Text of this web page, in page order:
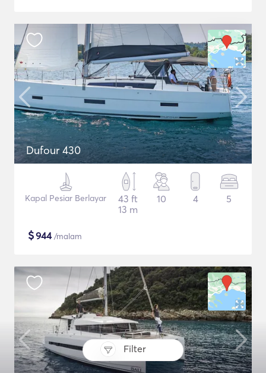
Filter
Dufour 430
Kapal Pesiar Berlayar
43 ft
13 m
10 4 5
$944/malam